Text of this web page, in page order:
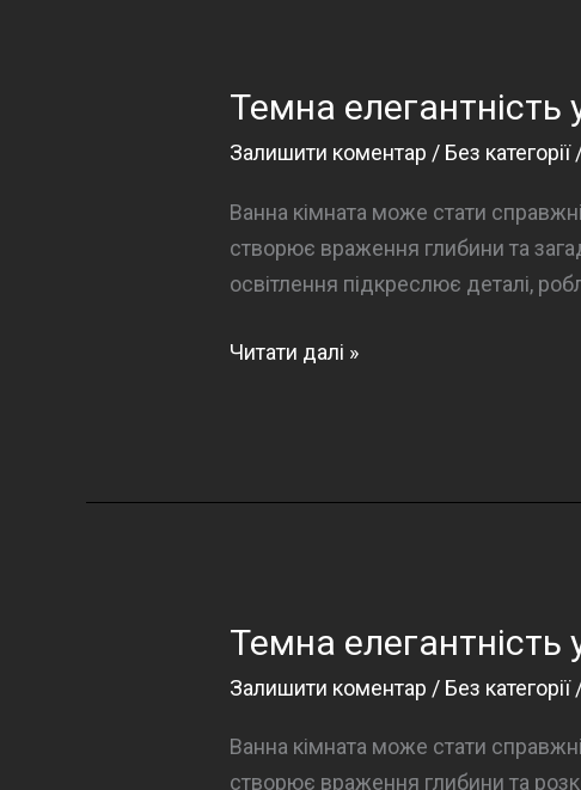
Темна елегантність
Залишити коментар / Без категорії
Ванна кімната може стати
створює враження глибини та
освітлення підкреслює деталі,
Темна
Читати далі »
Темна елегантність
Залишити коментар / Без категорії
Ванна кімната може стати
створює враження глибини та